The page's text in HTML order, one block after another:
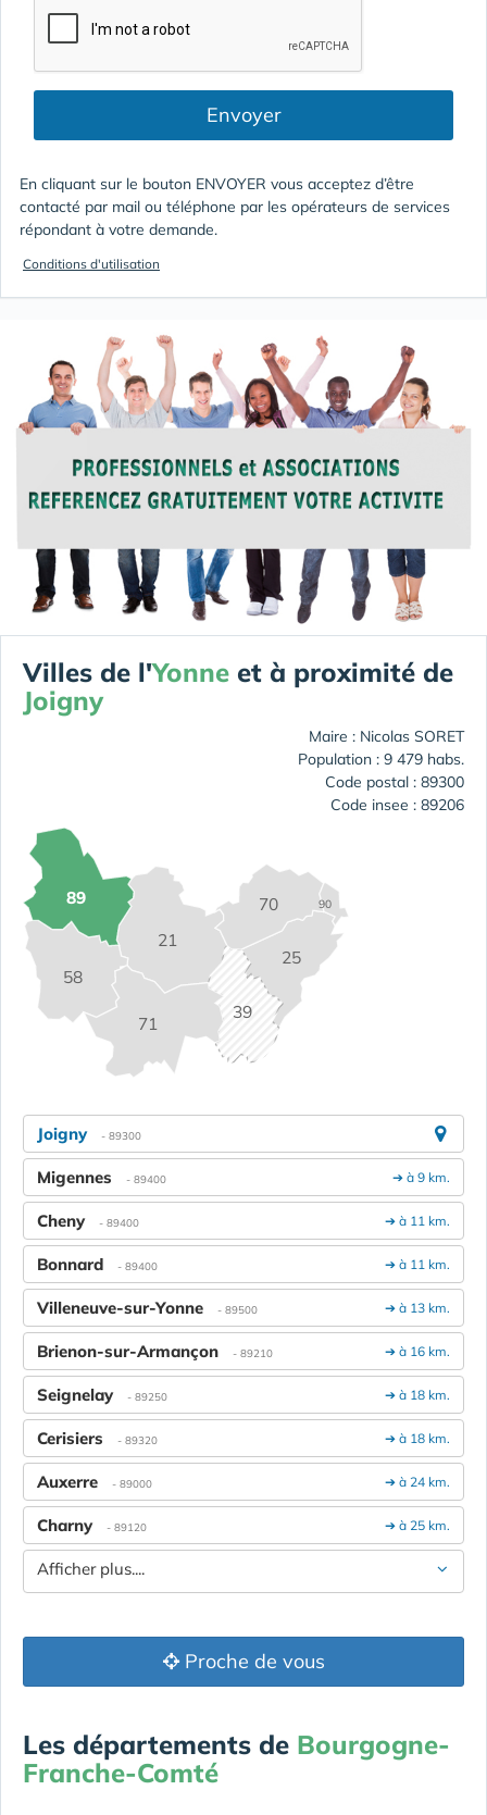
Envoyer
En cliquant sur le bouton ENVOYER vous acceptez d’être
contacté par mail ou téléphone par les opérateurs de services
répondant à votre demande.
Conditions d'utilisation
Villes de l'Yonne et à proximité de
Joigny
Maire : Nicolas SORET
Population : 9 479 habs.
Code postal : 89300
Code insee : 89206
21
25
39
58
70
71
89 90
Joigny - 89300
➔ à 9 km.
Migennes - 89400
➔ à 11 km.
Cheny - 89400
➔ à 11 km.
Bonnard - 89400
➔ à 13 km.
Villeneuve-sur-Yonne - 89500
➔ à 16 km.
Brienon-sur-Armançon - 89210
➔ à 18 km.
Seignelay - 89250
➔ à 18 km.
Cerisiers - 89320
➔ à 24 km.
Auxerre - 89000
➔ à 25 km.
Charny - 89120
Afficher plus....
Proche de vous
Les départements de Bourgogne-
Franche-Comté